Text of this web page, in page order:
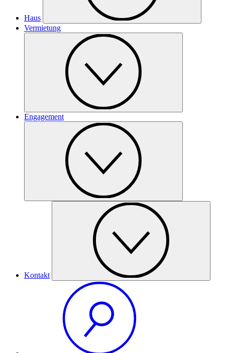
Haus
Vermietung
Engagement
Kontakt